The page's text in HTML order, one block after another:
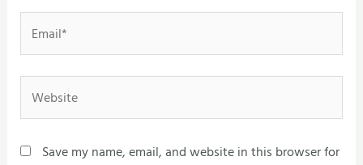
Email*
Website
Save my name, email, and website in this browser for